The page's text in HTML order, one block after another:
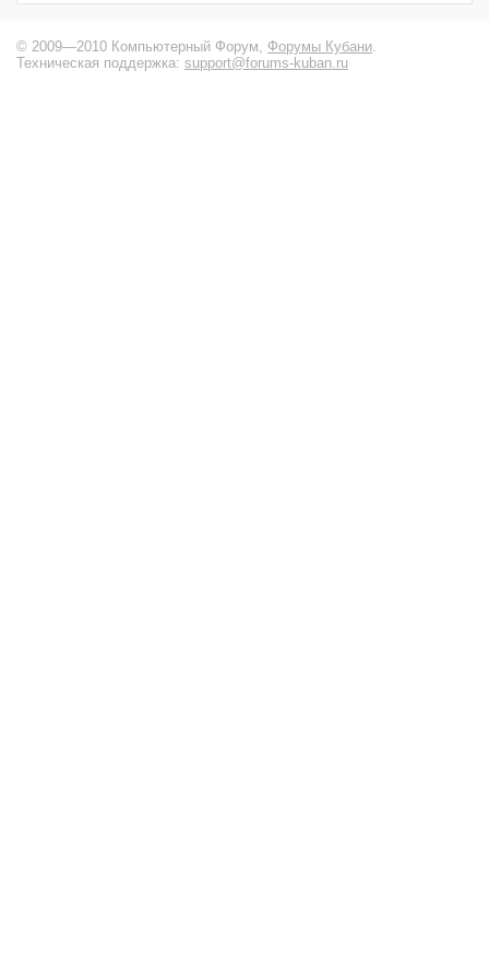
© 2009—2010 Компьютерный Форум, Форумы Кубани
Техническая поддержка: support@forums-kuban.ru